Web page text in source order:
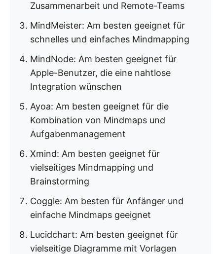
Zusammenarbeit und Remote-Teams
MindMeister: Am besten geeignet für
schnelles und einfaches Mindmapping
MindNode: Am besten geeignet für
Apple-Benutzer, die eine nahtlose
Integration wünschen
Ayoa: Am besten geeignet für die
Kombination von Mindmaps und
Aufgabenmanagement
Xmind: Am besten geeignet für
vielseitiges Mindmapping und
Brainstorming
Coggle: Am besten für Anfänger und
einfache Mindmaps geeignet
Lucidchart: Am besten geeignet für
vielseitige Diagramme mit Vorlagen